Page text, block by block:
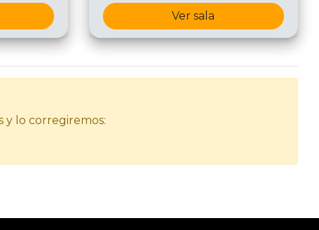
Ver sala
y lo corregiremos: